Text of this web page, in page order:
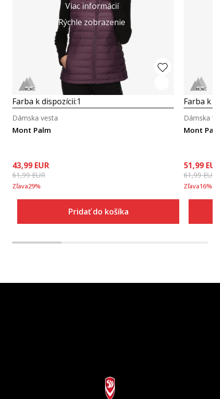
Viac informácií
Rýchle zobrazenie
Farba k dispozícii:1
Mont Palm
Dámska vesta
43,99 EUR
61,99EUR
Zľava29%
Pridať do košíka
Farba k
Mont
Dámska
51,99 EUR
61,99EUR
Zľava16%